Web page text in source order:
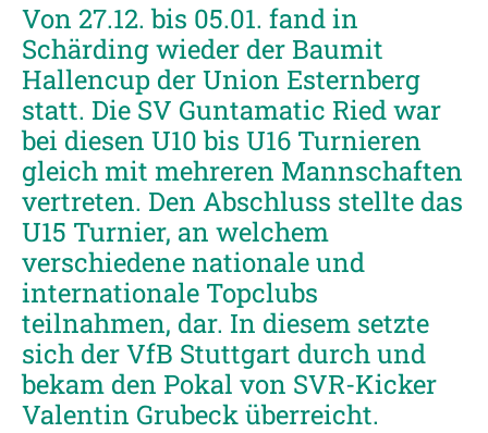
Von 27.12. bis 05.01. fand in
Schärding wieder der Baumit
Hallencup der Union Esternberg
statt. Die SV Guntamatic Ried war
bei diesen U10 bis U16 Turnieren
gleich mit mehreren Mannschaften
vertreten. Den Abschluss stellte das
U15 Turnier, an welchem
verschiedene nationale und
internationale Topclubs
teilnahmen, dar. In diesem setzte
sich der VfB Stuttgart durch und
bekam den Pokal von SVR-Kicker
Valentin Grubeck überreicht.